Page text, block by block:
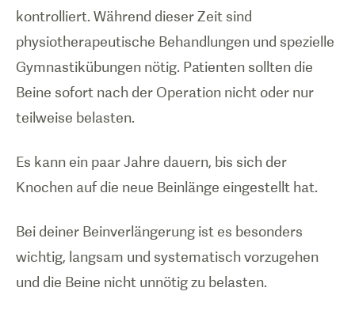
kontrolliert. Während dieser Zeit sind
physiotherapeutische Behandlungen und spezielle
Gymnastikübungen nötig. Patienten sollten die
Beine sofort nach der Operation nicht oder nur
teilweise belasten.
Es kann ein paar Jahre dauern, bis sich der
Knochen auf die neue Beinlänge eingestellt hat.
Bei deiner Beinverlängerung ist es besonders
wichtig, langsam und systematisch vorzugehen
und die Beine nicht unnötig zu belasten.